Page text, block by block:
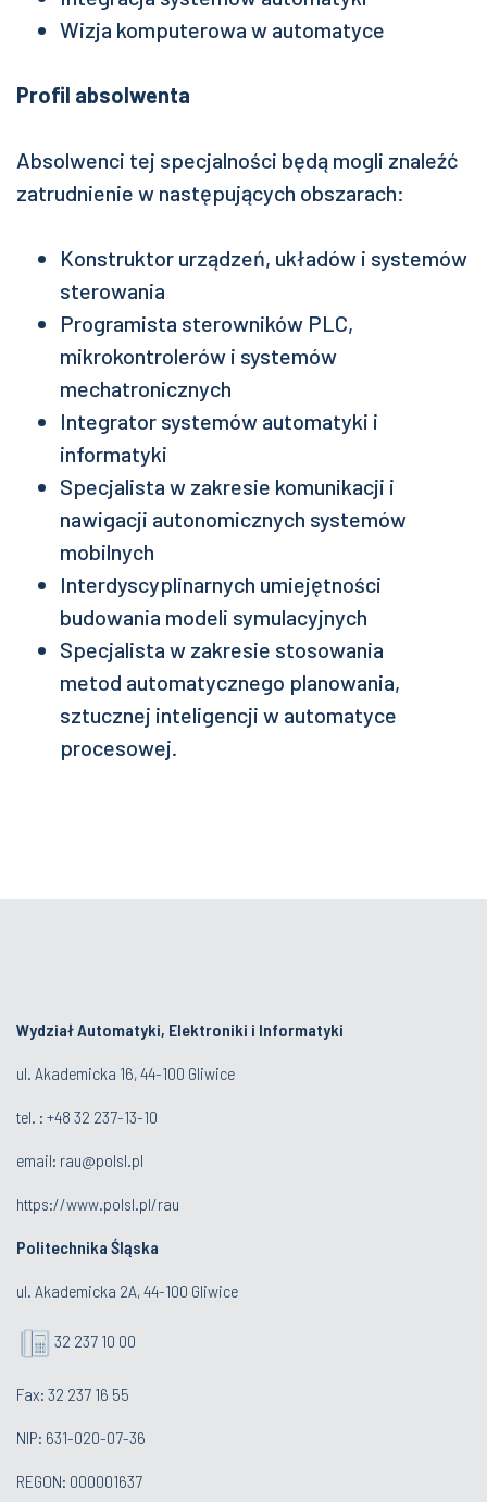
Wizja komputerowa w automatyce
Profil absolwenta
Absolwenci tej specjalności będą mogli znaleźć
zatrudnienie w następujących obszarach:
Konstruktor urządzeń, układów i systemów
sterowania
Programista sterowników PLC,
mikrokontrolerów i systemów
mechatronicznych
Integrator systemów automatyki i
informatyki
Specjalista w zakresie komunikacji i
nawigacji autonomicznych systemów
mobilnych
Interdyscyplinarnych umiejętności
budowania modeli symulacyjnych
Specjalista w zakresie stosowania
metod automatycznego planowania,
sztucznej inteligencji w automatyce
procesowej.
Wydział Automatyki, Elektroniki i Informatyki
ul. Akademicka 16, 44-100 Gliwice
tel. : +48 32 237-13-10
email: rau@polsl.pl
https://www.polsl.pl/rau
Politechnika Śląska
ul. Akademicka 2A, 44-100 Gliwice
32 237 10 00
Fax: 32 237 16 55
NIP: 631-020-07-36
REGON: 000001637